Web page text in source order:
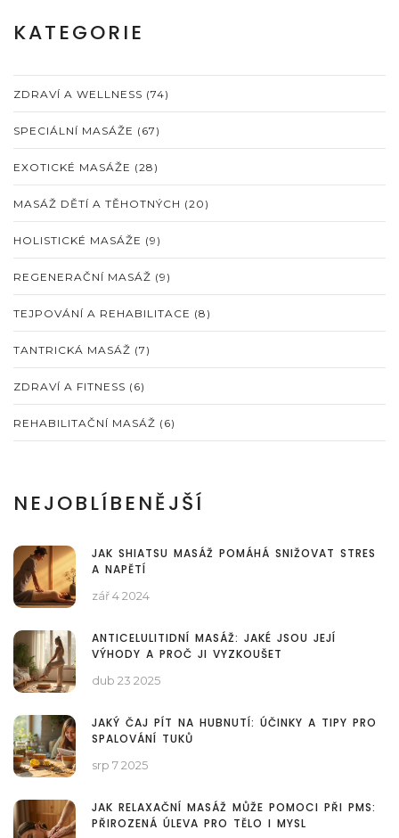
KATEGORIE
ZDRAVÍ A WELLNESS (74)
SPECIÁLNÍ MASÁŽE (67)
EXOTICKÉ MASÁŽE (28)
MASÁŽ DĚTÍ A TĚHOTNÝCH (20)
HOLISTICKÉ MASÁŽE (9)
REGENERAČNÍ MASÁŽ (9)
TEJPOVÁNÍ A REHABILITACE (8)
TANTRICKÁ MASÁŽ (7)
ZDRAVÍ A FITNESS (6)
REHABILITAČNÍ MASÁŽ (6)
NEJOBLÍBENĚJŠÍ
JAK SHIATSU MASÁŽ POMÁHÁ SNIŽOVAT STRES
A NAPĚTÍ
zář 4 2024
ANTICELULITIDNÍ MASÁŽ: JAKÉ JSOU JEJÍ
VÝHODY A PROČ JI VYZKOUŠET
dub 23 2025
JAKÝ ČAJ PÍT NA HUBNUTÍ: ÚČINKY A TIPY PRO
SPALOVÁNÍ TUKŮ
srp 7 2025
JAK RELAXAČNÍ MASÁŽ MŮŽE POMOCI PŘI PMS:
PŘIROZENÁ ÚLEVA PRO TĚLO I MYSL